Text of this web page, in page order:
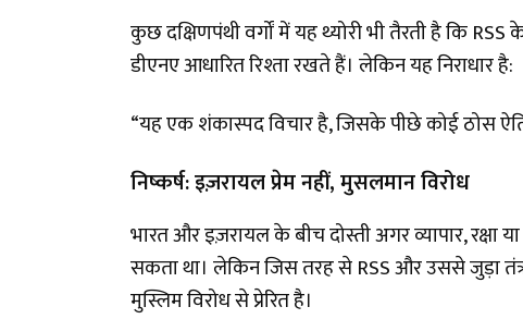
कुछ दक्षिणपंथी वर्गों में यह थ्योरी भी तैरती है कि
डीएनए आधारित रिश्ता रखते हैं। लेकिन यह निराधार है:
“यह एक शंकास्पद विचार है, जिसके पीछे कोई ठोस
निष्कर्ष: इज़रायल प्रेम नहीं, मुसलमान विरोध
भारत और इज़रायल के बीच दोस्ती अगर व्यापार,
सकता था। लेकिन जिस तरह से RSS और उससे जुड़ा
मुस्लिम विरोध से प्रेरित है।